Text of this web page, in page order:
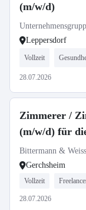
(m/w/d)
Leppersdorf
Vollzeit
28.07.2026
Zimmerer /
(m/w/d) für
Bittermann & Weiss
Gerchsheim
Vollzeit
28.07.2026